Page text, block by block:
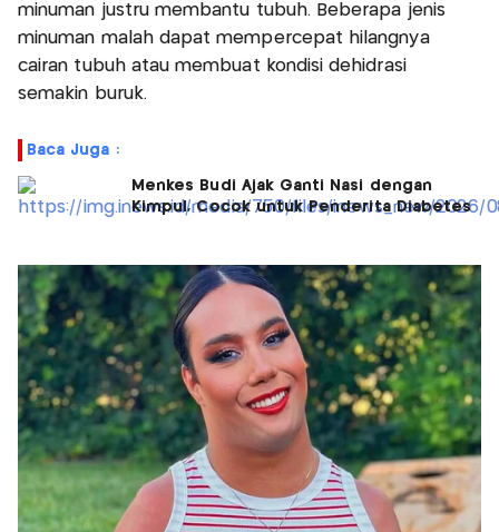
minuman justru membantu tubuh. Beberapa jenis
minuman malah dapat mempercepat hilangnya
cairan tubuh atau membuat kondisi dehidrasi
semakin buruk.
Baca Juga :
Menkes Budi Ajak Ganti Nasi dengan
Kimpul, Cocok untuk Penderita Diabetes